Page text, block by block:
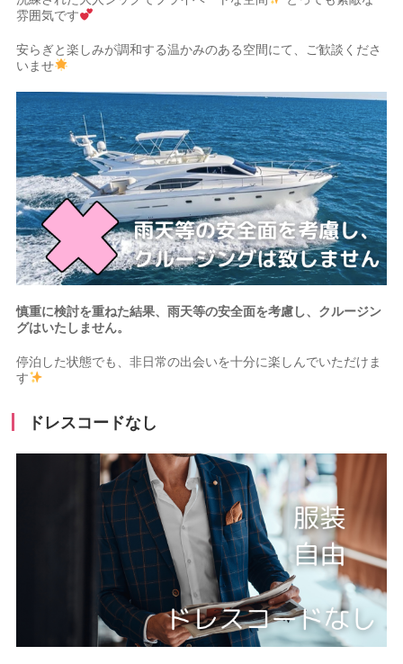
雰囲気です
安らぎと楽しみが調和する温かみのある空間にて、ご歓談くださ
いませ
慎重に検討を重ねた結果、雨天等の安全面を考慮し、クルージン
グはいたしません。
停泊した状態でも、非日常の出会いを十分に楽しんでいただけま
す
ドレスコードなし